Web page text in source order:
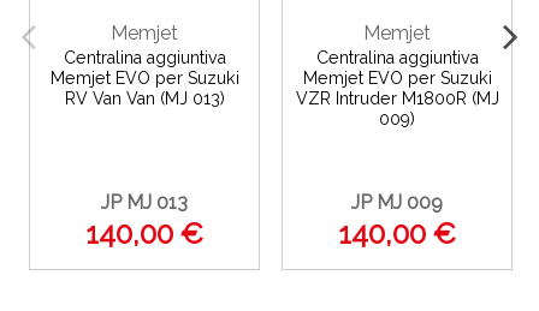
Memjet
Centralina aggiuntiva
Memjet EVO per Suzuki
RV Van Van (MJ 013)
JP MJ 013
140,00 €
Memjet
Centralina aggiuntiva
Memjet EVO per Suzuki
VZR Intruder M1800R (MJ
009)
JP MJ 009
140,00 €